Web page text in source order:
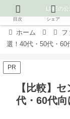
ホーム フ
選！40代・50代・60
PR
【比較】
代・60代向
目次 シェア